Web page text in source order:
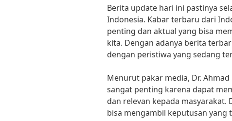
Berita update hari ini pastinya
Indonesia. Kabar terbaru dari
penting dan aktual yang bisa
kita. Dengan adanya berita
dengan peristiwa yang sedang
Menurut pakar media, Dr.
sangat penting karena dapat
dan relevan kepada
bisa mengambil keputusan yang